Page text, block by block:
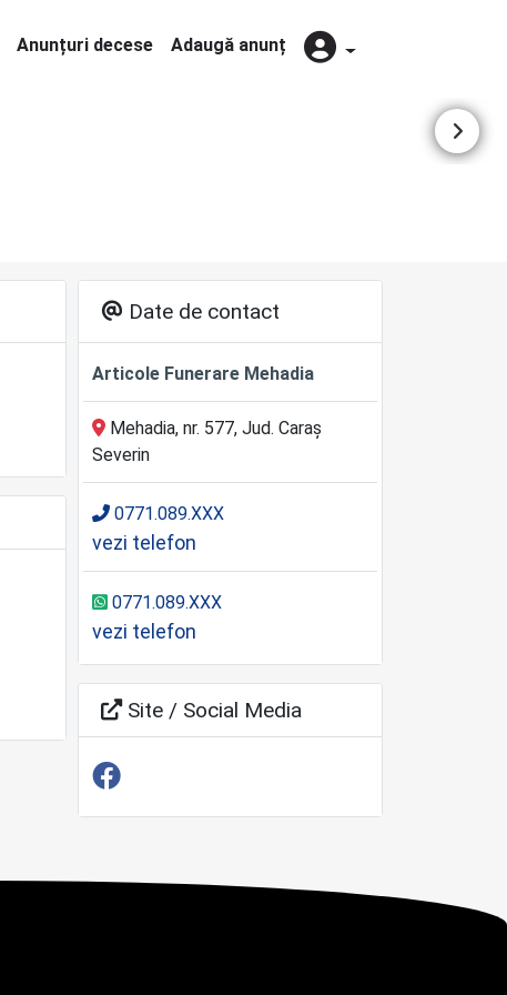
Anunțuri decese Adaugă anunț
Date de contact
Articole Funerare Mehadia
Mehadia, nr. 577, Jud. Caraș
Severin
0771.089.XXX
vezi telefon
0771.089.XXX
vezi telefon
Site / Social Media